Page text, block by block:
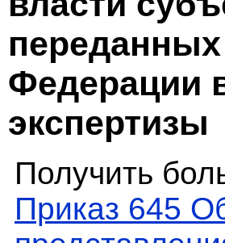
Федерации
экспертизы
Получить
Приказ 645